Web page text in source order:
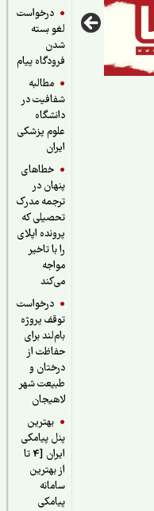
درخواست
لغو بسته
فرودگاه پیام
مطالبه
شفافیت در
دانشگاه
علوم پزشکی
خطاهای
پنهان در
ترجمه مدرک
تحصیلی که
پرونده اپلای
را با تاخیر
درخواست
توقف پروژه
بام‌لند برای
حفاظت از
درختان و
طبیعت شهر
لاهیجان
بهترین
پنل پیامکی
ایران [4 تا
از بهترین
سامانه
پیامکی